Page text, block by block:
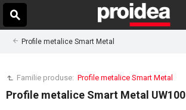
Profile metalice Smart Metal
Familie produse: Profile metalice Smart Metal
Profile metalice Smart Metal UW100